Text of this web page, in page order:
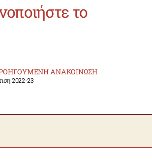
το
ΑΝΑΚΟΊΝΩΣΗ
2022-23